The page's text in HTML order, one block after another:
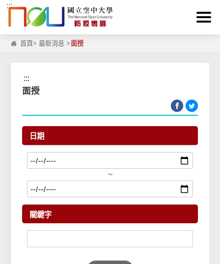
跳到主要內容區塊
:::
首頁>最新消息 > 面授
:::
面授
日期
~
關鍵字